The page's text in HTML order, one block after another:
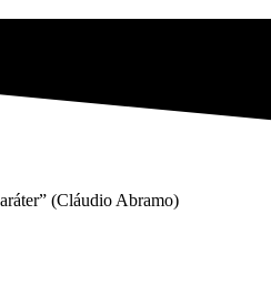
(Cláudio Abramo)